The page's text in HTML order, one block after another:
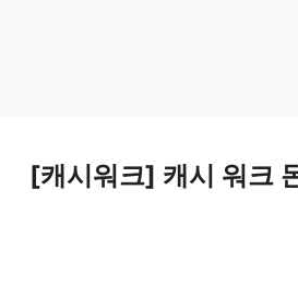
[캐시워크] 캐시 워크